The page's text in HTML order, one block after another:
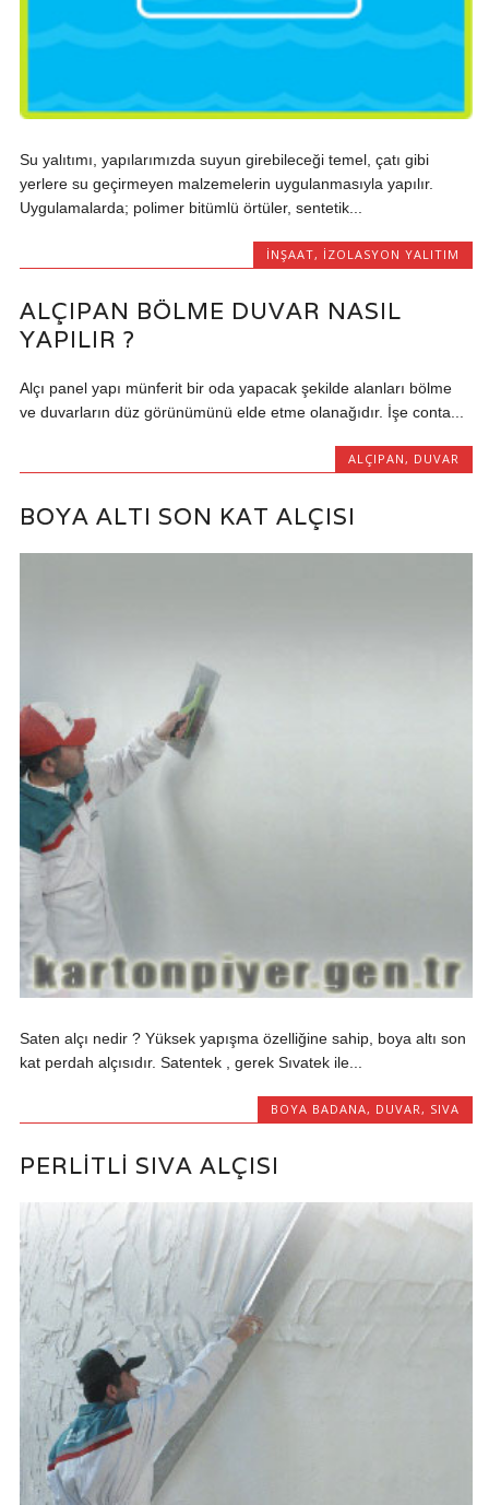
Su yalıtımı, yapılarımızda suyun girebileceği temel, çatı gibi
yerlere su geçirmeyen malzemelerin uygulanmasıyla yapılır.
Uygulamalarda; polimer bitümlü örtüler, sentetik...
İNŞAAT, İZOLASYON YALITIM
ALÇIPAN BÖLME DUVAR NASIL
YAPILIR ?
Alçı panel yapı münferit bir oda yapacak şekilde alanları bölme
ve duvarların düz görünümünü elde etme olanağıdır. İşe conta...
ALÇIPAN, DUVAR
BOYA ALTI SON KAT ALÇISI
Saten alçı nedir ? Yüksek yapışma özelliğine sahip, boya altı son
kat perdah alçısıdır. Satentek , gerek Sıvatek ile...
BOYA BADANA, DUVAR , SIVA
PERLITLI SIVA ALÇISI